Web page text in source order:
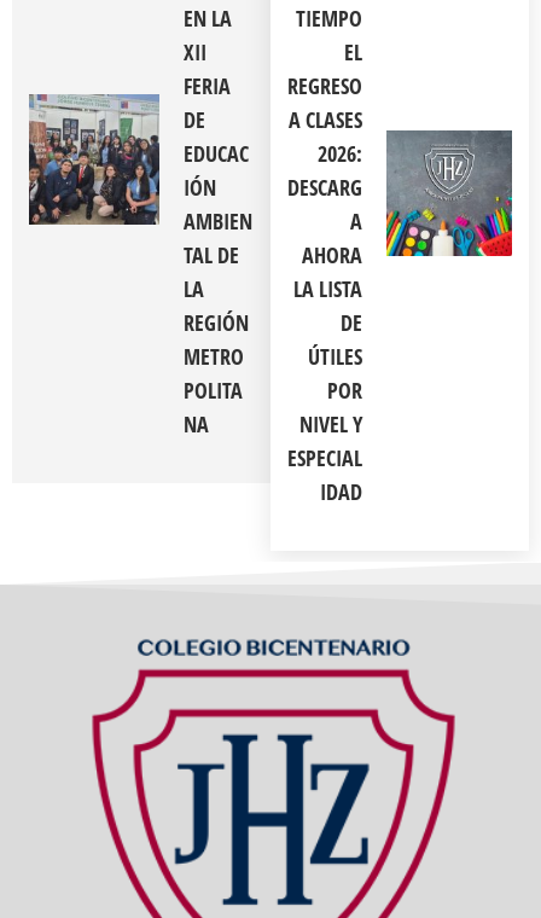
EN LA
XII
FERIA
DE
EDUCAC
IÓN
AMBIEN
TAL DE
LA
REGIÓN
METRO
POLITA
NA
TIEMPO
EL
REGRESO
A CLASES
2026:
DESCARG
A
AHORA
LA LISTA
DE
ÚTILES
POR
NIVEL Y
ESPECIAL
IDAD